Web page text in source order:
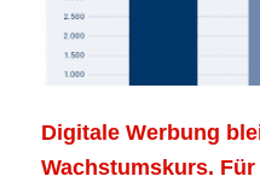
Digitale Werbung
Wachstumskurs.